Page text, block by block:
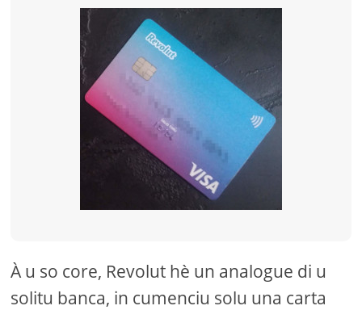
À u so core, Revolut hè un analogue di u
solitu banca, in cumenciu solu una carta